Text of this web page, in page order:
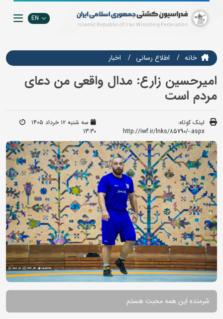
EN
خانه اطلاع رسانی اخبار
امیرحسین زارع: مدال واقعی من دعای
مردم است
لینک کوتاه:
http://iwf.ir/lnks/85790/-.aspx
سه شنبه ۱۲ خرداد ۱۴۰۵
13:30
شرمنده این همه محبت هستم